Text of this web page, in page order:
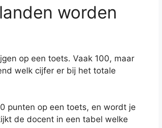
worden
op een toets. Vaak 100, maar
welk cijfer er bij het totale
punten op een toets, en wordt je
de docent in een tabel welke